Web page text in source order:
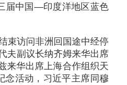
届中国—印度洋地区蓝色
束访问非洲回国途中经停
夫副议长纳齐姆来华出席
来华出席上海合作组织天
念活动，习近平主席同穆